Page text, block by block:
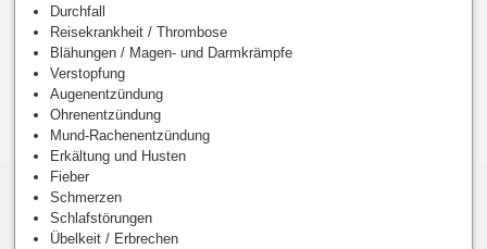
Durchfall
Reisekrankheit / Thrombose
Blähungen / Magen- und Darmkrämpfe
Verstopfung
Augenentzündung
Ohrenentzündung
Mund-Rachenentzündung
Erkältung und Husten
Fieber
Schmerzen
Schlafstörungen
Übelkeit / Erbrechen